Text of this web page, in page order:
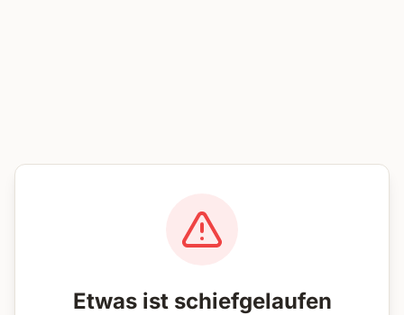
Etwas ist schiefgelaufen